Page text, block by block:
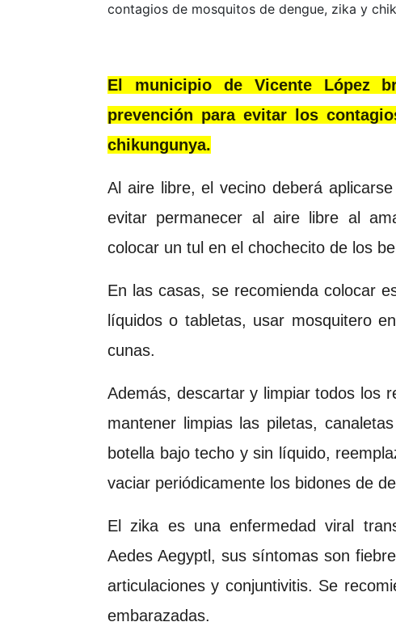
contagios de mosquitos de dengue, zika y
El municipio de Vicente López
prevención para evitar los
chikungunya.
Al aire libre, el vecino deberá
evitar permanecer al aire libre al
colocar un tul en el chochecito de los
En las casas, se recomienda colocar
líquidos o tabletas, usar mosquitero
cunas.
Además, descartar y limpiar todos los
mantener limpias las piletas,
botella bajo techo y sin líquido,
vaciar periódicamente los bidones de
El zika es una enfermedad viral
Aedes Aegyptl, sus síntomas son
articulaciones y conjuntivitis. Se
embarazadas.